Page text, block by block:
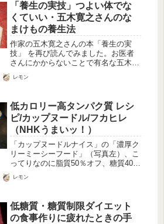
「養生の実技」つよい体でな
くていい・五木寛之さんのな
まけもの養生法
作家の五木寛之さんの本「養生の実
技」 を再び読んでみました。お医者
さんにかからないことで有名な五木さ
生活を何十年も続けて いる。ひどい
日本各地を飛び回って執筆活動を続
け...
レモン
低カロリー高タンパク質 レシ
ピ/カップヌードル/フカヒレ
（NHKうまいッ！）
「カップヌードルナイス」の「濃厚ク
リーミーシーフード」（写真左）、こ
ってりなのに脂質50％オフ、糖質40％
てこの表示を店頭で見かけたとき、本
してなかったのですが、味見して...
レモン
低糖質・糖質制限ダイエット
の食事作りに疲れたときの手